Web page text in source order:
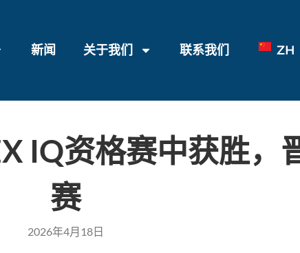
新闻 关于我们 联系我们 ZH
IQ资格赛中获胜，
赛
2026年4月18日